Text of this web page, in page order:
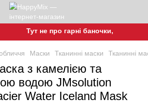
Тут не про гарні баночки, а про
Маски Тканинні маски Тканинні
з камелією та
водою JMsolution
Water Iceland Mask